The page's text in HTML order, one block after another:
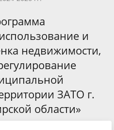
и
недвижимости,
ЗАТО г.
области»